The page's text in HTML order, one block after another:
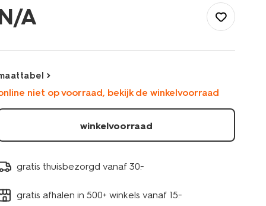
herma-
beige-
A
niet op voorraad, bekijk de winkelvoorraad
winkelvoorraad
gratis thuisbezorgd vanaf 30.-
gratis afhalen in 500+ winkels vanaf 15.-